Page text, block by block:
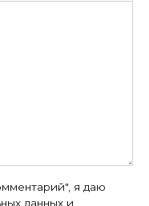
я даю
данных и